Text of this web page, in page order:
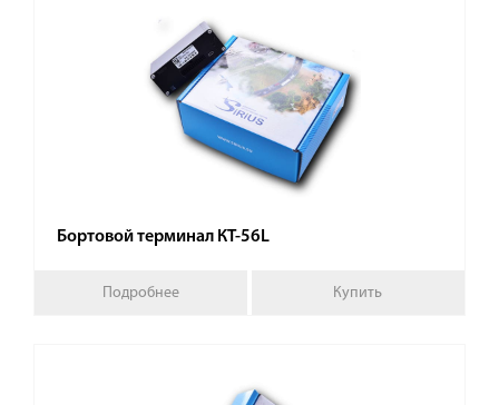
Бортовой терминал КТ-56L
Подробнее Купить